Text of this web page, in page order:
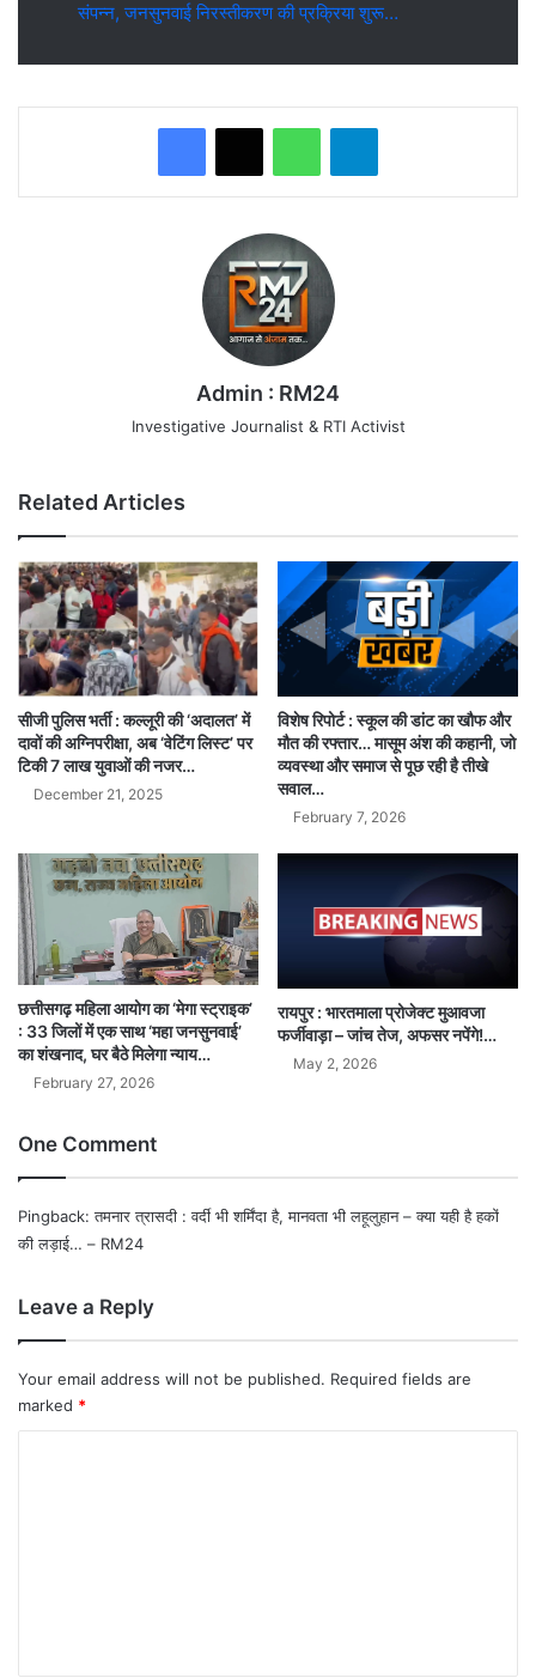
संपन्न, जनसुनवाई निरस्तीकरण की प्रक्रिया शुरू…
WhatsAppTelegram
Admin : RM24
Investigative Journalist & RTI Activist
Related Articles
सीजी पुलिस भर्ती : कल्लूरी की ‘अदालत’ में
दावों की अग्निपरीक्षा, अब ‘वेटिंग लिस्ट’ पर
टिकी 7 लाख युवाओं की नजर…
December 21, 2025
विशेष रिपोर्ट : स्कूल की डांट का खौफ और
मौत की रफ्तार… मासूम अंश की कहानी, जो
व्यवस्था और समाज से पूछ रही है तीखे
सवाल…
February 7, 2026
छत्तीसगढ़ महिला आयोग का ‘मेगा स्ट्राइक’
: 33 जिलों में एक साथ ‘महा जनसुनवाई’
का शंखनाद, घर बैठे मिलेगा न्याय…
February 27, 2026
रायपुर : भारतमाला प्रोजेक्ट मुआवजा
फर्जीवाड़ा – जांच तेज, अफसर नपेंगे!…
May 2, 2026
One Comment
Pingback:तमनार त्रासदी : वर्दी भी शर्मिंदा है, मानवता भी लहूलुहान – क्या यही है हकों
की लड़ाई… – RM24
Leave a Reply
Your email address will not be published. Required fields are
marked *